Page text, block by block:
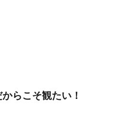
らこそ観たい！